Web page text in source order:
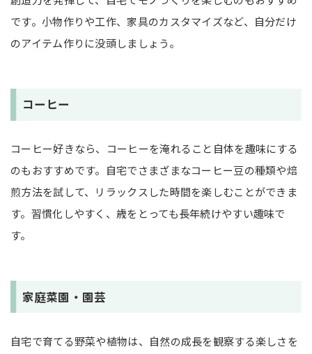
です。小物作りや工作、家具のカスタマイズなど、自分だけ
のアイテム作りに没頭しましょう。
コーヒー
コーヒー好きなら、コーヒーを淹れること自体を趣味にする
のもおすすめです。自宅でさまざまなコーヒー豆の種類や焙
煎方法を試して、リラックスした時間を楽しむことができま
す。習慣化しやすく、歳をとっても長年続けやすい趣味で
す。
家庭菜園・園芸
自宅で育てる野菜や植物は、自然の成長を観察する楽しさを